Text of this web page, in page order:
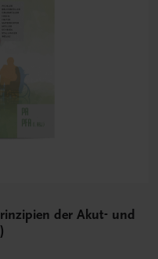
der Akut- und